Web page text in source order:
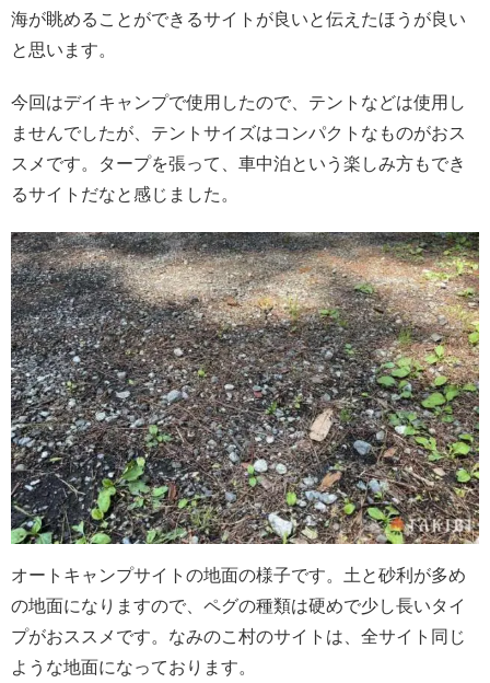
海が眺めることができるサイトが良いと伝えたほうが良い
と思います。
今回はデイキャンプで使用したので、テントなどは使用し
ませんでしたが、テントサイズはコンパクトなものがおス
スメです。タープを張って、車中泊という楽しみ方もでき
るサイトだなと感じました。
オートキャンプサイトの地面の様子です。土と砂利が多め
の地面になりますので、ペグの種類は硬めで少し長いタイ
プがおススメです。なみのこ村のサイトは、全サイト同じ
ような地面になっております。